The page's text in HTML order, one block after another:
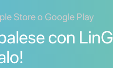
Store o Google Play
con